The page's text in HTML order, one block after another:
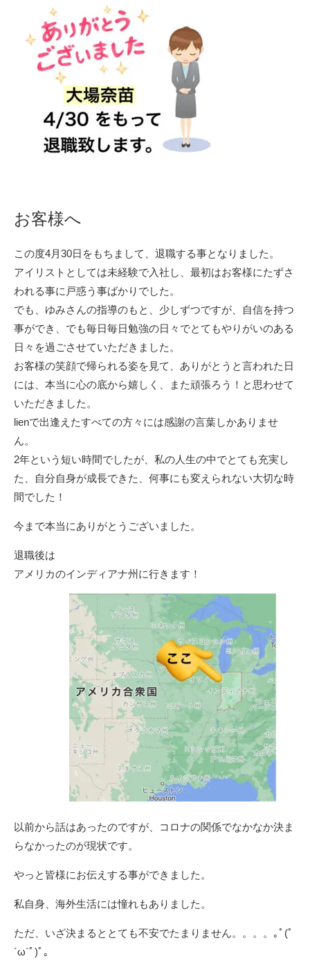
お客様へ
この度4月30日をもちまして、退職する事となりました。
アイリストとしては未経験で入社し、最初はお客様にたずさ
われる事に戸惑う事ばかりでした。
でも、ゆみさんの指導のもと、少しずつですが、自信を持つ
事ができ、でも毎日毎日勉強の日々でとてもやりがいのある
日々を過ごさせていただきました。
お客様の笑顔で帰られる姿を見て、ありがとうと言われた日
には、本当に心の底から嬉しく、また頑張ろう！と思わせて
いただきました。
lienで出逢えたすべての方々には感謝の言葉しかありませ
ん。
2年という短い時間でしたが、私の人生の中でとても充実し
た、自分自身が成長できた、何事にも変えられない大切な時
間でした！
今まで本当にありがとうございました。
退職後は
アメリカのインディアナ州に行きます！
以前から話はあったのですが、コロナの関係でなかなか決ま
らなかったのが現状です。
やっと皆様にお伝えする事ができました。
私自身、海外生活には憧れもありました。
ただ、いざ決まるととても不安でたまりません。。。。｡ﾟ(ﾟ
´ω`ﾟ)ﾟ｡